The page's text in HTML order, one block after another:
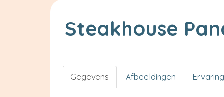
Steakhouse
Gegevens Afbeeldingen